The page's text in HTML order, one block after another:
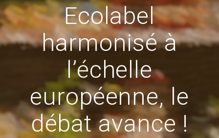
Ecolabel
harmonisé à
l’échelle
européenne, le
débat avance !